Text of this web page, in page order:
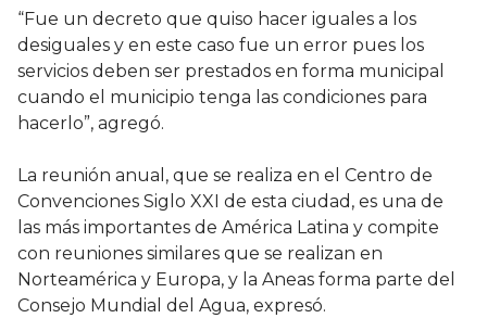
“Fue un decreto que quiso hacer iguales a los
desiguales y en este caso fue un error pues los
servicios deben ser prestados en forma municipal
cuando el municipio tenga las condiciones para
hacerlo”, agregó.
La reunión anual, que se realiza en el Centro de
Convenciones Siglo XXI de esta ciudad, es una de
las más importantes de América Latina y compite
con reuniones similares que se realizan en
Norteamérica y Europa, y la Aneas forma parte del
Consejo Mundial del Agua, expresó.